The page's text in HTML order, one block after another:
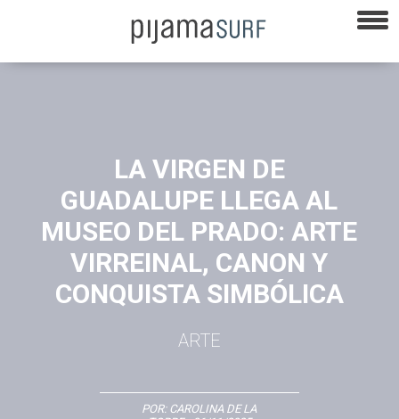
LA VIRGEN DE
GUADALUPE LLEGA AL
MUSEO DEL PRADO: ARTE
VIRREINAL, CANON Y
CONQUISTA SIMBÓLICA
ARTE
POR: CAROLINA DE LA